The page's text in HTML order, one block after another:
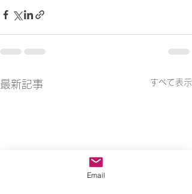
最新記事 すべて表示
Email